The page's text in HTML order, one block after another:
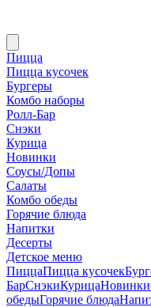
Пицца
Пицца кусочек
Бургеры
Комбо наборы
Ролл-Бар
Снэки
Курица
Новинки
Соусы/Допы
Салаты
Комбо обеды
Горячие блюда
Напитки
Десерты
Детское меню
ПиццаПицца кусочек
БарСнэкиКурицаНовинки
обедыГорячие блюда